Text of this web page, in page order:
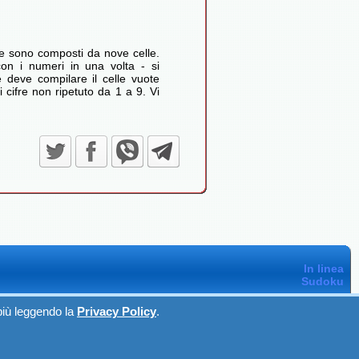
composti da nove celle.
i numeri in una volta - si
deve compilare il celle vuote
cifre non ripetuto da 1 a 9. Vi
In linea
Sudoku
leggendo la Privacy Policy.